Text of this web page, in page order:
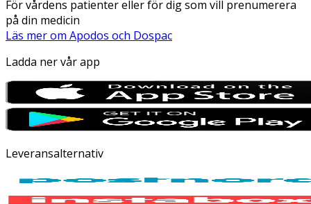
För vårdens patienter eller för dig som vill prenumerera
på din medicin
Läs mer om Apodos och Dospac
Ladda ner vår app
Leveransalternativ